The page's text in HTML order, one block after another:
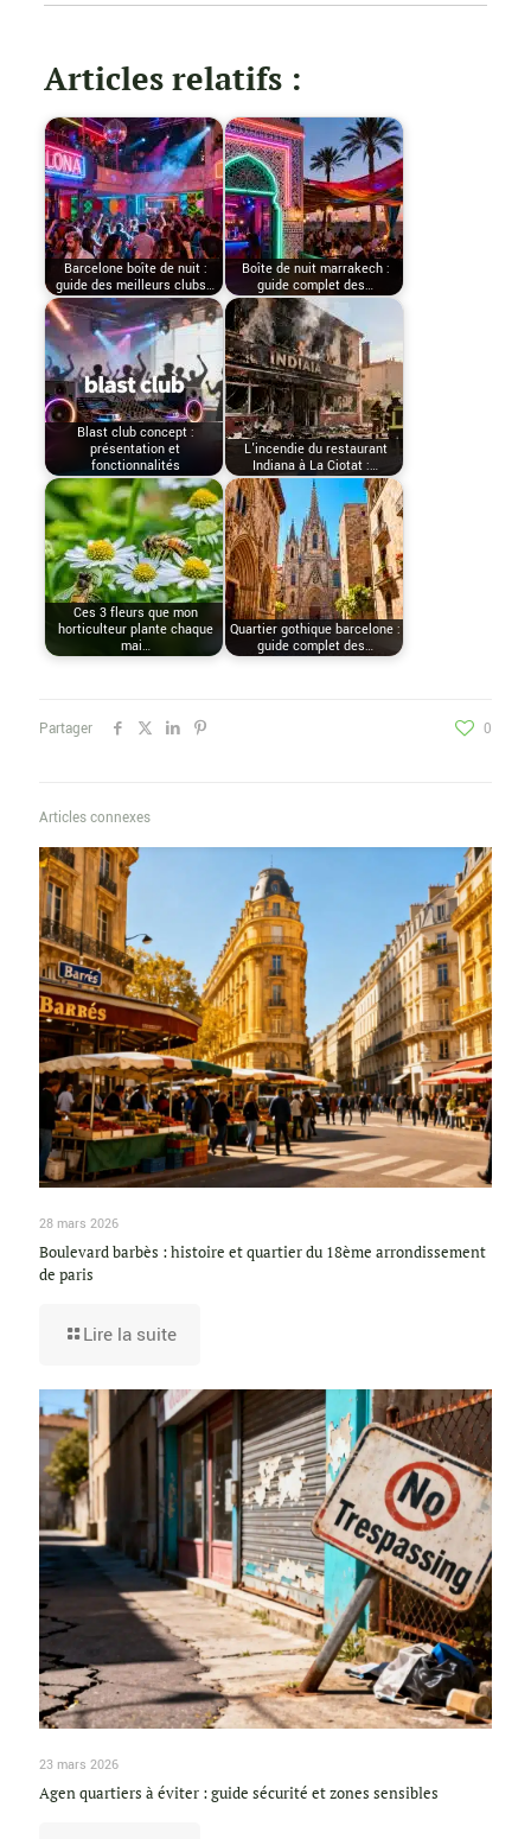
Articles relatifs :
Barcelone boîte de nuit :
guide des meilleurs clubs…
Boîte de nuit marrakech :
guide complet des…
Blast club concept :
présentation et
fonctionnalités
L'incendie du restaurant
Indiana à La Ciotat :…
Ces 3 fleurs que mon
horticulteur plante chaque
mai…
Quartier gothique barcelone :
guide complet des…
Partager 0
Articles connexes
28 mars 2026
Boulevard barbès : histoire et quartier du 18ème arrondissement
de paris
Lire la suite
23 mars 2026
Agen quartiers à éviter : guide sécurité et zones sensibles